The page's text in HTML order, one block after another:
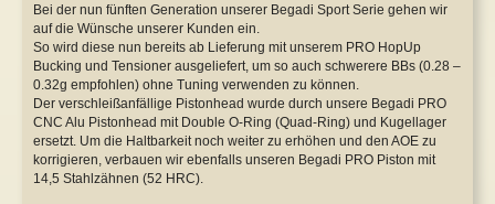
Bei der nun fünften Generation unserer Begadi Sport Serie gehen wir
auf die Wünsche unserer Kunden ein.
So wird diese nun bereits ab Lieferung mit unserem PRO HopUp
Bucking und Tensioner ausgeliefert, um so auch schwerere BBs (0.28 –
0.32g empfohlen) ohne Tuning verwenden zu können.
Der verschleißanfällige Pistonhead wurde durch unsere Begadi PRO
CNC Alu Pistonhead mit Double O-Ring (Quad-Ring) und Kugellager
ersetzt. Um die Haltbarkeit noch weiter zu erhöhen und den AOE zu
korrigieren, verbauen wir ebenfalls unseren Begadi PRO Piston mit
14,5 Stahlzähnen (52 HRC).